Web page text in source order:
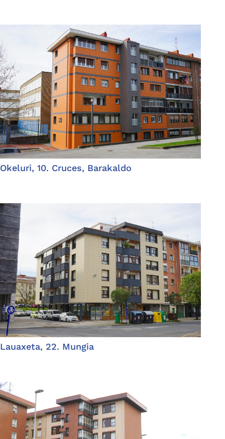
Okeluri, 10. Cruces, Barakaldo
Lauaxeta, 22. Mungia